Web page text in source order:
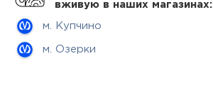
вживую в наших магазинах:
м. Купчино
м. Озерки